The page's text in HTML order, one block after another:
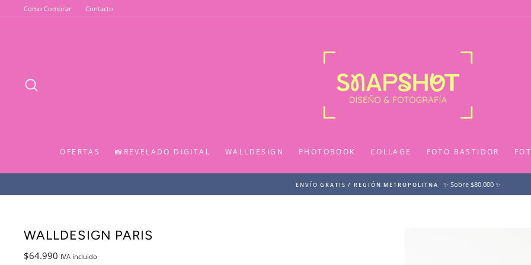
Como Comprar Contacto
OFERTAS 📸REVELADO DIGITAL WALLDESIGN PHOTOBOOK COLLAGE FOTO BASTIDOR
ENVÍO GRATIS / REGIÓN METROPOLITNA ✨ Sobre $80.000 ✨
WALLDESIGN PARIS
Precio
$64.990 IVA incluido